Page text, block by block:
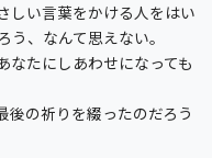
しい言葉をかける人をはい
、なんて思えない。
なたにしあわせになっても
後の祈りを綴ったのだろう